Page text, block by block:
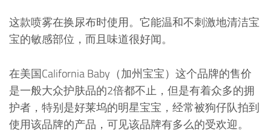
这款喷雾在换尿布时使用。它能温和不刺激地清洁宝
宝的敏感部位，而且味道很好闻。
在美国California Baby（加州宝宝）这个品牌的售价
是一般大众护肤品的2倍都不止，但是有着众多的拥
护者，特别是好莱坞的明星宝宝，经常被狗仔队拍到
使用该品牌的产品，可见该品牌有多么的受欢迎。